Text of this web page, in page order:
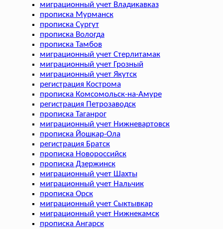
миграционный учет Владикавказ
прописка Мурманск
прописка Сургут
прописка Вологда
прописка Тамбов
миграционный учет Стерлитамак
миграционный учет Грозный
миграционный учет Якутск
регистрация Кострома
прописка Комсомольск-на-Амуре
регистрация Петрозаводск
прописка Таганрог
миграционный учет Нижневартовск
прописка Йошкар-Ола
регистрация Братск
прописка Новороссийск
прописка Дзержинск
миграционный учет Шахты
миграционный учет Нальчик
прописка Орск
миграционный учет Сыктывкар
миграционный учет Нижнекамск
прописка Ангарск